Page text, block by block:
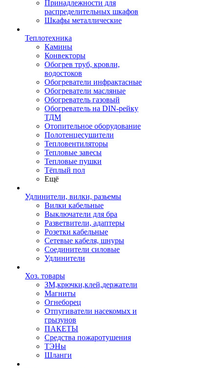
Принадлежности для
распределительных шкафов
Шкафы металлические
Теплотехника
Камины
Конвекторы
Обогрев труб, кровли,
водостоков
Обогреватели инфрактасные
Обогреватели масляные
Обогреватель газовый
Обогреватель на DIN-рейку
ТДМ
Отопительное оборудование
Полотенцесушители
Тепловентиляторы
Тепловые завесы
Тепловые пушки
Тёплый пол
Ещё
Удлинители, вилки, разьемы
Вилки кабельные
Выключатели для бра
Разветвители, адаптеры
Розетки кабельные
Сетевые кабеля, шнуры
Соединители силовые
Удлинители
Хоз. товары
ЗМ,крючки,клей,держатели
Магниты
Огнеборец
Отпугиватели насекомых и
грызунов
ПАКЕТЫ
Средства пожаротушения
ТЭНы
Шланги